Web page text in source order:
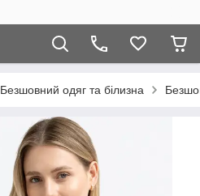
Безшовний одяг та білизна